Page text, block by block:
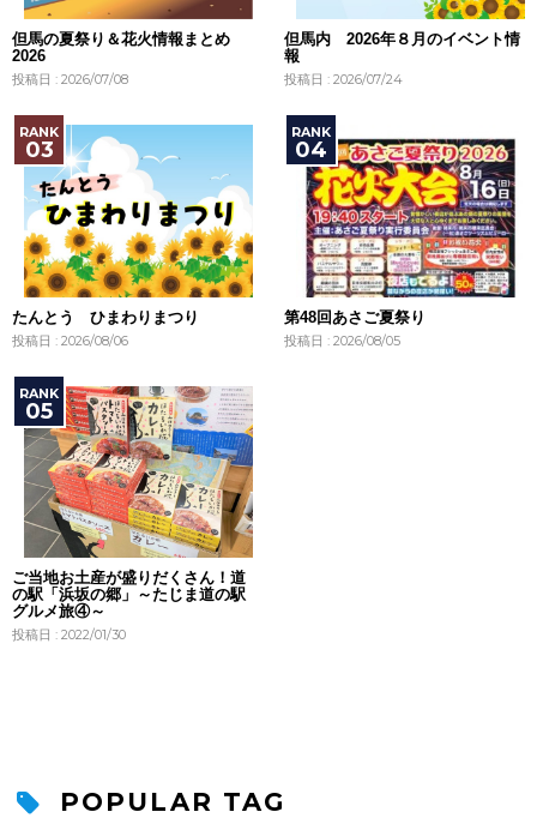
但馬の夏祭り＆花火情報まとめ
2026
投稿日 : 2026/07/08
但馬内 2026年８月のイベント情
報
投稿日 : 2026/07/24
たんとう ひまわりまつり
投稿日 : 2026/08/06
第48回あさご夏祭り
投稿日 : 2026/08/05
ご当地お土産が盛りだくさん！道
の駅「浜坂の郷」～たじま道の駅
グルメ旅④～
投稿日 : 2022/01/30
POPULAR TAG